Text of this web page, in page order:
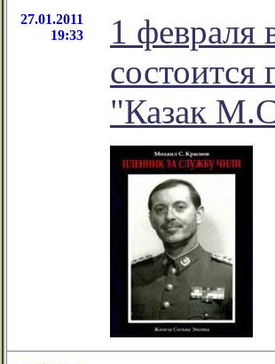
27.01.2011
19:33
1 февраля
"Казак